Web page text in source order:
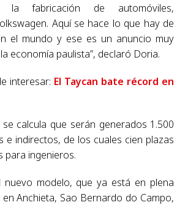
la fabricación de automóviles,
Aquí se hace lo que hay de
el mundo y ese es un anuncio muy
economía paulista”, declaró Doria.
interesar: El Taycan bate récord en
calcula que serán generados 1.500
e indirectos, de los cuales cien plazas
para ingenieros.
nuevo modelo, que ya está en plena
Anchieta, Sao Bernardo do Campo,